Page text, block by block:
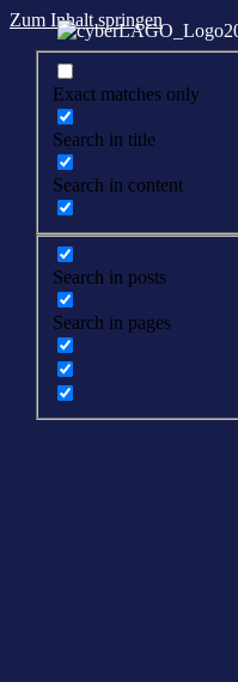
Zum Inhalt springen
Exact matches only
Search in title
Search in content
Search in posts
Search in pages